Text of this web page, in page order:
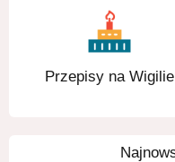
Przepisy na Wigilie